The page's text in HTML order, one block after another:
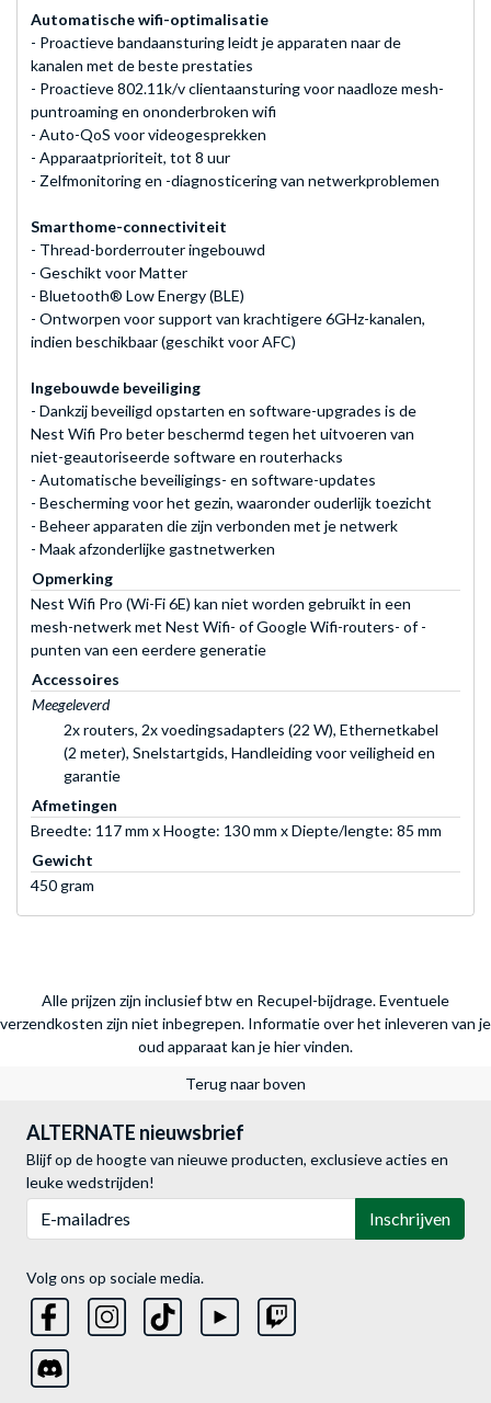
Automatische wifi-optimalisatie
- Proactieve bandaansturing leidt je apparaten naar de
kanalen met de beste prestaties
- Proactieve 802.11k/v clientaansturing voor naadloze mesh-
puntroaming en ononderbroken wifi
- Auto-QoS voor videogesprekken
- Apparaatprioriteit, tot 8 uur
- Zelfmonitoring en -diagnosticering van netwerkproblemen
Smarthome-connectiviteit
- Thread-borderrouter ingebouwd
- Geschikt voor Matter
- Bluetooth® Low Energy (BLE)
- Ontworpen voor support van krachtigere 6GHz-kanalen,
indien beschikbaar (geschikt voor AFC)
Ingebouwde beveiliging
- Dankzij beveiligd opstarten en software-upgrades is de
Nest Wifi Pro beter beschermd tegen het uitvoeren van
niet-geautoriseerde software en routerhacks
- Automatische beveiligings- en software-updates
- Bescherming voor het gezin, waaronder ouderlijk toezicht
- Beheer apparaten die zijn verbonden met je netwerk
- Maak afzonderlijke gastnetwerken
Opmerking
Nest Wifi Pro (Wi-Fi 6E) kan niet worden gebruikt in een
mesh-netwerk met Nest Wifi- of Google Wifi-routers- of -
punten van een eerdere generatie
Accessoires
Meegeleverd
2x routers, 2x voedingsadapters (22 W), Ethernetkabel
(2 meter), Snelstartgids, Handleiding voor veiligheid en
garantie
Afmetingen
Breedte: 117 mm x Hoogte: 130 mm x Diepte/lengte: 85 mm
Gewicht
450 gram
Alle prijzen zijn inclusief btw en Recupel-bijdrage. Eventuele
verzendkosten zijn niet inbegrepen. Informatie over het inleveren van je
oud apparaat kan je hier vinden.
Terug naar boven
ALTERNATE nieuwsbrief
Blijf op de hoogte van nieuwe producten, exclusieve acties en
leuke wedstrijden!
Inschrijven
Volg ons op sociale media.